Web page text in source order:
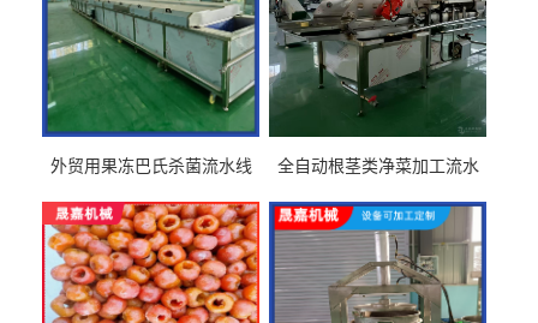
外贸用果冻巴氏杀菌流水线
全自动根茎类净菜加工流水